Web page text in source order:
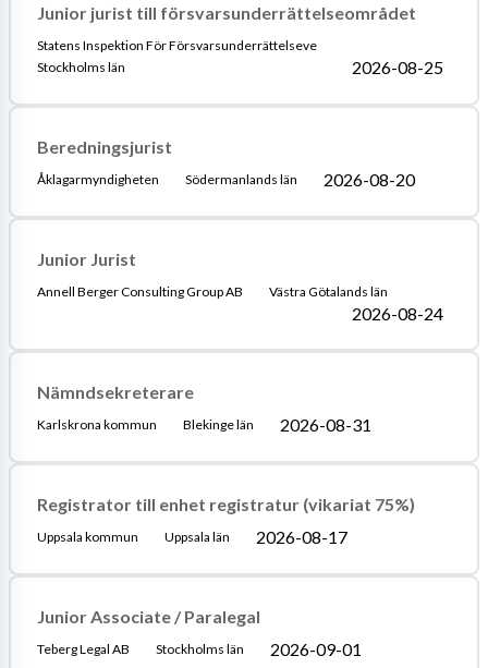
Junior jurist till försvarsunderrättelseområdet
Statens Inspektion För Försvarsunderrättelseve
Stockholms län
2026-08-25
Beredningsjurist
Åklagarmyndigheten Södermanlands län 2026-08-20
Junior Jurist
Annell Berger Consulting Group AB Västra Götalands län
2026-08-24
Nämndsekreterare
Karlskrona kommun Blekinge län 2026-08-31
Registrator till enhet registratur (vikariat 75%)
Uppsala kommun Uppsala län 2026-08-17
Junior Associate / Paralegal
Teberg Legal AB Stockholms län 2026-09-01